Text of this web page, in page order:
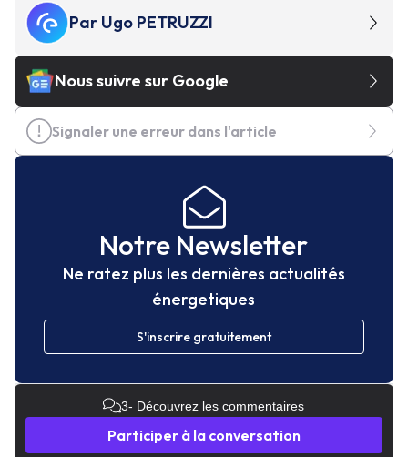
Par Ugo PETRUZZI
Nous suivre sur Google
Signaler une erreur dans l'article
Notre Newsletter
Ne ratez plus les dernières actualités
énergetiques
S'inscrire gratuitement
3- Découvrez les commentaires
Participer à la conversation